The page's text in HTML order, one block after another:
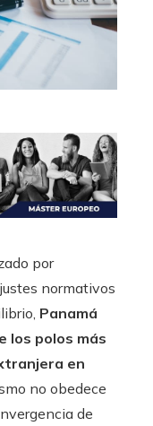
por
normativos
Panamá
los polos más
en
no obedece
de